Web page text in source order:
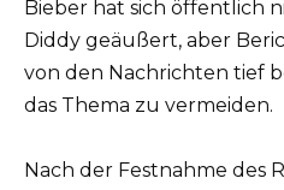
Bieber hat sich öffentlich
Diddy geäußert, aber
von den Nachrichten tief
das Thema zu vermeiden.
Nach der Festnahme des